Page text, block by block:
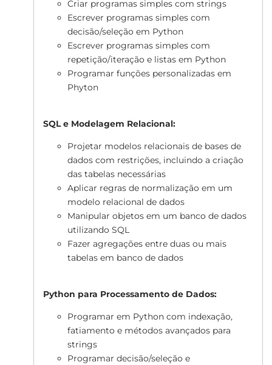
Criar programas simples com strings
Escrever programas simples com
decisão/seleção em Python
Escrever programas simples com
repetição/iteração e listas em Python
Programar funções personalizadas em
Phyton
SQL e Modelagem Relacional:
Projetar modelos relacionais de bases de
dados com restrições, incluindo a criação
das tabelas necessárias
Aplicar regras de normalização em um
modelo relacional de dados
Manipular objetos em um banco de dados
utilizando SQL
Fazer agregações entre duas ou mais
tabelas em banco de dados
Python para Processamento de Dados:
Programar em Python com indexação,
fatiamento e métodos avançados para
strings
Programar decisão/seleção e